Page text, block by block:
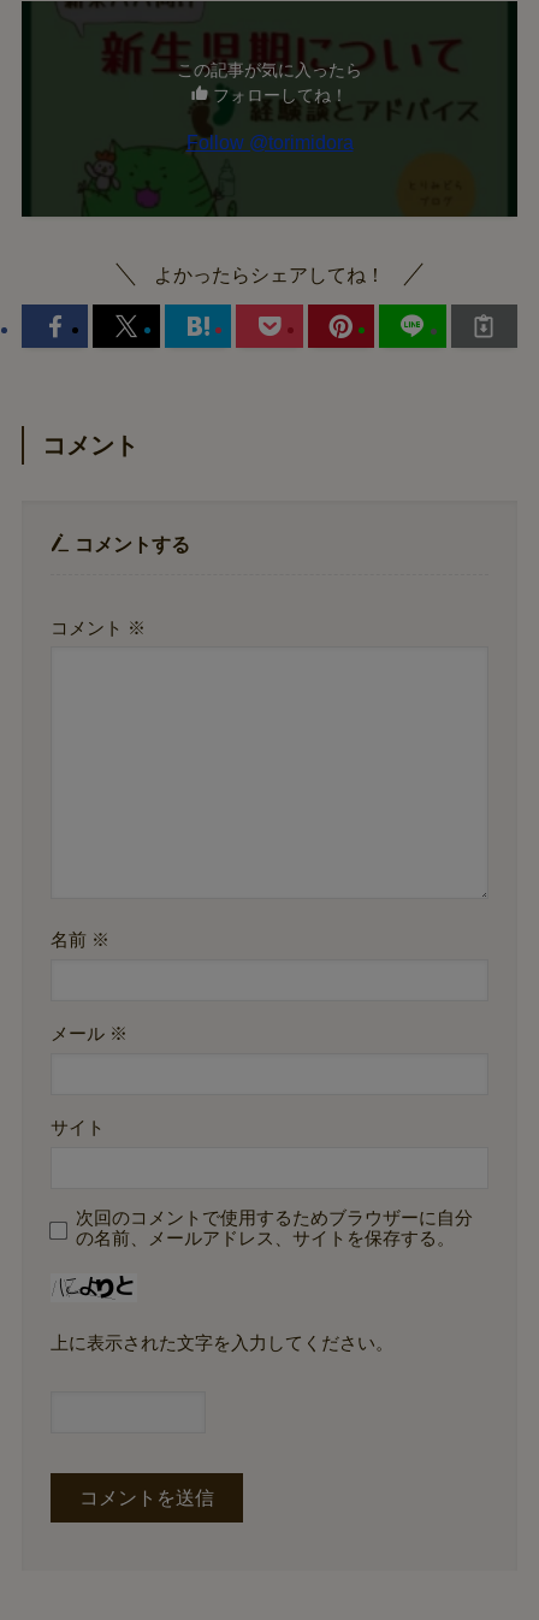
この記事が気に入ったら
フォローしてね！
よかったらシェアしてね！
コメント
コメントする
コメント ※
名前 ※
メール ※
サイト
次回のコメントで使用するためブラウザーに自分
の名前、メールアドレス、サイトを保存する。
上に表示された文字を入力してください。